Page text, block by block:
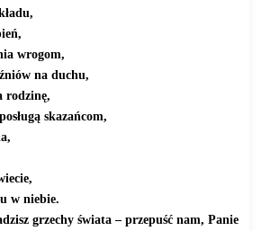
wrogom,
na duchu,
rodzinę,
skazańcom,
w niebie.
grzechy świata – przepuść nam, Panie